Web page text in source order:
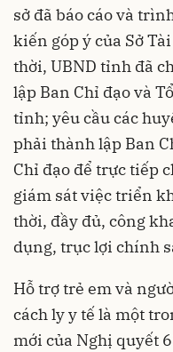
sở đã báo cáo và
kiến góp ý của Sở
thời, UBND tỉnh đã
lập Ban Chỉ đạo và
tỉnh; yêu cầu các
phải thành lập Ban
Chỉ đạo để trực tiếp
giám sát việc triển
thời, đầy đủ, công
dụng, trục lợi chính
Hỗ trợ trẻ em và
cách ly y tế là một
mới của Nghị quyết